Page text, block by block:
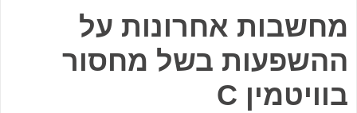
מחשבות אחרונות על
ההשפעות בשל מחסור
בוויטמין C